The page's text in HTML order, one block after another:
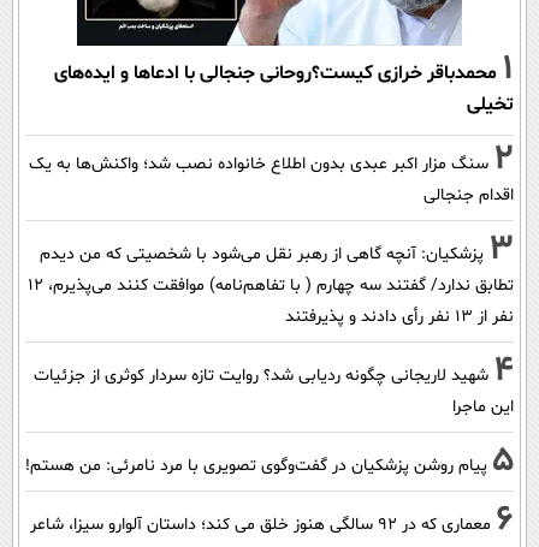
1 محمدباقر خرازی کیست؟روحانی جنجالی با ادعاها و ایده‌های
تخیلی
2 سنگ مزار اکبر عبدی بدون اطلاع خانواده نصب شد؛ واکنش‌ها به یک
اقدام جنجالی
3 پزشکیان‌: آنچه گاهی از رهبر نقل می‌شود با شخصیتی که من دیدم
تطابق ندارد/ گفتند سه چهارم ( با تفاهم‌نامه) موافقت کنند می‌پذیرم، 12
نفر از 13 نفر رأی دادند و پذیرفتند
4 شهید لاریجانی چگونه ردیابی شد؟ روایت تازه سردار کوثری از جزئیات
این ماجرا
5 پیام روشن پزشکیان در گفت‌و‌گوی تصویری با مرد نامرئی: من هستم!
6
معماری که در 92 سالگی هنوز خلق می کند؛ داستان آلوارو سیزا، شاعر